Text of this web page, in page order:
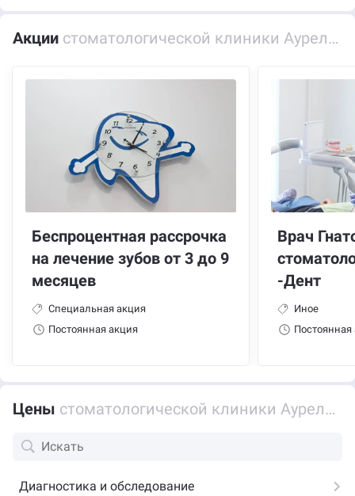
Акции стоматологической клиники Аурели-Дент
Беспроцентная рассрочка
на лечение зубов от 3 до 9
месяцев
Специальная акция
Постоянная акция
Врач
-Дент
Иное
Постоянная
Цены стоматологической клиники Аурели-Дент
Диагностика и обследование